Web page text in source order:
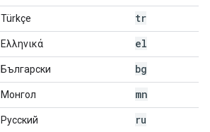
Türkçe tr
Ελληνικά el
Български bg
Монгол mn
Русский ru